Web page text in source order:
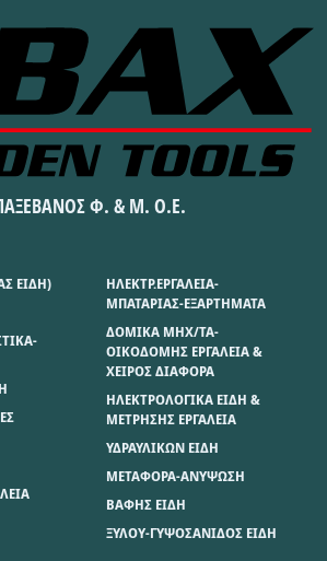
Φ. & Μ. Ο.Ε.
ΕΙΔΗ)
ΗΛΕΚΤΡ.ΕΡΓΑΛΕΙΑ-
ΜΠΑΤΑΡΙΑΣ-ΕΞΑΡΤΗΜΑΤΑ
ΔΟΜΙΚΑ ΜΗΧ/ΤΑ-
ΟΙΚΟΔΟΜΗΣ ΕΡΓΑΛΕΙΑ &
ΧΕΙΡΟΣ ΔΙΑΦΟΡΑ
ΗΛΕΚΤΡΟΛΟΓΙΚΑ ΕΙΔΗ &
ΜΕΤΡΗΣΗΣ ΕΡΓΑΛΕΙΑ
ΥΔΡΑΥΛΙΚΩΝ ΕΙΔΗ
ΜΕΤΑΦΟΡΑ-ΑΝΥΨΩΣΗ
ΒΑΦΗΣ ΕΙΔΗ
ΞΥΛΟΥ-ΓΥΨΟΣΑΝΙΔΟΣ ΕΙΔΗ